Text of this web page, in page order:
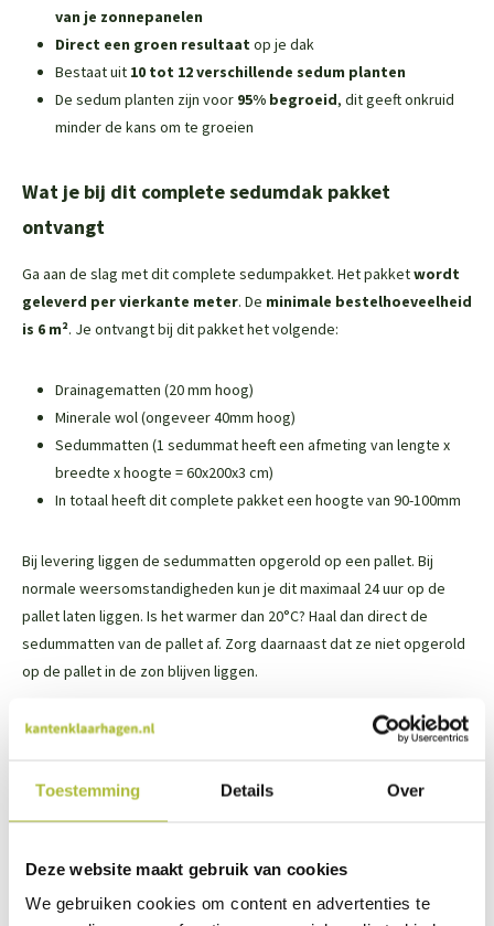
Toestemming Details Over
Deze website maakt gebruik van cookies
We gebruiken cookies om content en advertenties te
van je zonnepanelen
Direct een groen resultaat op je dak
Bestaat uit 10 tot 12 verschillende sedum planten
De sedum planten zijn voor 95% begroeid, dit geeft onkruid
minder de kans om te groeien
Wat je bij dit complete sedumdak pakket
ontvangt
Ga aan de slag met dit complete sedumpakket. Het pakketwordt
geleverd per vierkante meter. De minimale bestelhoeveelheid
is 6 m². Je ontvangt bij dit pakket het volgende:
Drainagematten (20 mm hoog)
Minerale wol (ongeveer 40mm hoog)
Sedummatten (1 sedummat heeft een afmeting van lengte x
breedte x hoogte = 60x200x3 cm)
In totaal heeft dit complete pakket een hoogte van 90-100mm
Bij levering liggen de sedummatten opgerold op een pallet. Bij
normale weersomstandigheden kun je dit maximaal 24 uur op de
pallet laten liggen. Is het warmer dan 20°C? Haal dan direct de
sedummatten van de pallet af. Zorg daarnaast dat ze niet opgerold
op de pallet in de zon blijven liggen.
Het gewicht van het sedumdak
Wanneer het sedumdak is verzadigd met water weegt het 40-
Optioneel bij te bestellen
Bij het sedumpakket zit nog geen grind. Dit kun je voordelig